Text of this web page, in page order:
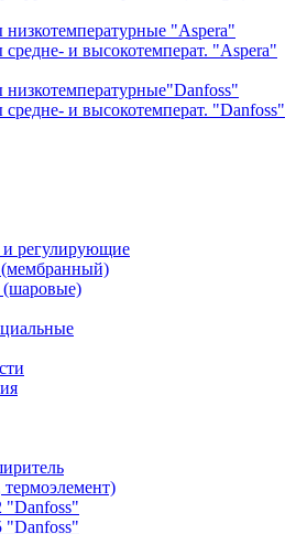
"Aspera"
и высокотемперат. "Aspera"
и высокотемперат. "Danfoss"
регулирующие
(шаровые)